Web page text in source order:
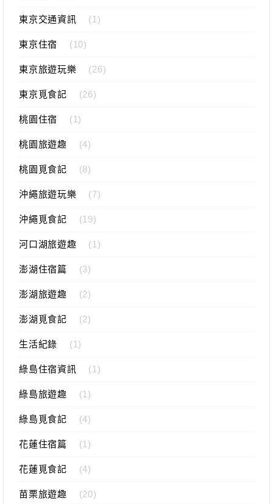
東京交通資訊 (1)
東京住宿 (10)
東京旅遊玩樂 (26)
東京覓食記 (26)
桃園住宿 (1)
桃園旅遊趣 (4)
桃園覓食記 (8)
沖繩旅遊玩樂 (7)
沖繩覓食記 (19)
河口湖旅遊趣 (1)
澎湖住宿篇 (3)
澎湖旅遊趣 (2)
澎湖覓食記 (2)
生活紀錄 (1)
綠島住宿資訊 (1)
綠島旅遊趣 (1)
綠島覓食記 (4)
花蓮住宿篇 (1)
花蓮覓食記 (4)
苗栗旅遊趣 (20)